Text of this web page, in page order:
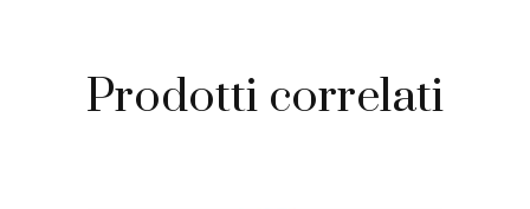
Prodotti correlati